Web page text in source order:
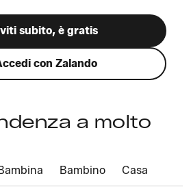
subito, è gratis
con Zalando
a molto
Bambino Casa